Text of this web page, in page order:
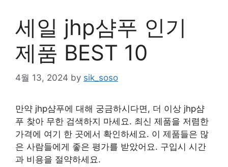
세일 jhp샴푸 인기
제품 BEST 10
4월 13, 2024 by sik_soso
만약 jhp샴푸에 대해 궁금하시다면, 더 이상 jhp샴
푸 찾아 무한 검색하지 마세요. 최신 제품을 저렴한
가격에 여기 한 곳에서 확인하세요. 이 제품들은 많
은 사람들에게 좋은 평가를 받았어요. 구입시 시간
과 비용을 절약하세요.